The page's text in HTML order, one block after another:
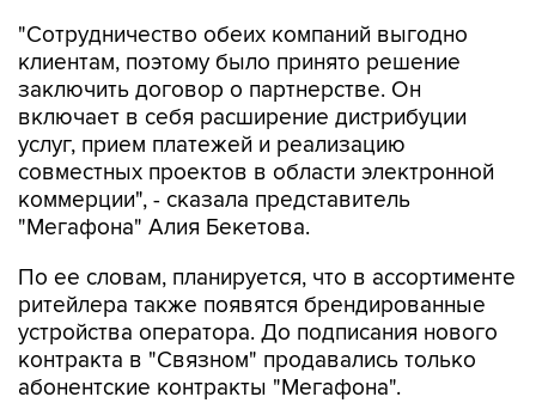
"Сотрудничество обеих компаний выгодно
клиентам, поэтому было принято решение
заключить договор о партнерстве. Он
включает в себя расширение дистрибуции
услуг, прием платежей и реализацию
совместных проектов в области электронной
коммерции", - сказала представитель
"Мегафона" Алия Бекетова.
По ее словам, планируется, что в ассортименте
ритейлера также появятся брендированные
устройства оператора. До подписания нового
контракта в "Связном" продавались только
абонентские контракты "Мегафона".